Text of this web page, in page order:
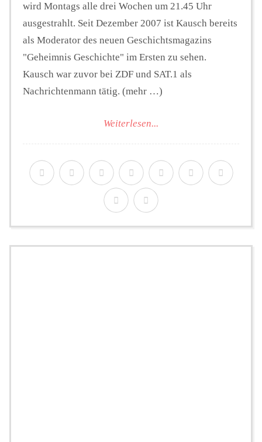
wird Montags alle drei Wochen um 21.45 Uhr
ausgestrahlt. Seit Dezember 2007 ist Kausch bereits
als Moderator des neuen Geschichtsmagazins
"Geheimnis Geschichte" im Ersten zu sehen.
Kausch war zuvor bei ZDF und SAT.1 als
Nachrichtenmann tätig. (mehr …)
Weiterlesen...